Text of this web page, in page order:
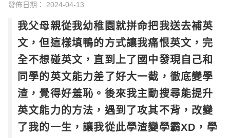
發佈日期： 2024-04-13
我父母親從我幼稚園就拼命把我送去補英
文，但這樣填鴨的方式讓我痛恨英文，完
全不想碰英文，直到上了國中發現自己和
同學的英文能力差了好大一截，徹底變學
渣，覺得好羞恥。後來我主動搜尋能提升
英文能力的方法，遇到了攻其不背，改變
了我的一生，讓我從此學渣變學霸XD，學